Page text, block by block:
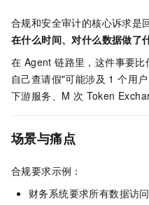
合规和安全审计的核心诉求是
在什么时间、对什么数据做了
在 Agent 链路里，这件事要
自己查请假"可能涉及 1 个用
下游服务、M 次 Token
场景与痛点
合规要求示例：
财务系统要求所有数据访